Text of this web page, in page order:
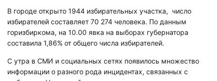
В городе открыто 1944 избирательных участка, число
избирателей составляет 70 274 человека. По данным
горизбиркома, на 10.00 явка на выборах губернатора
составила 1,86% от общего числа избирателей.
С утра в СМИ и социальных сетях появилось множество
информации о разного рода инцидентах, связанных с